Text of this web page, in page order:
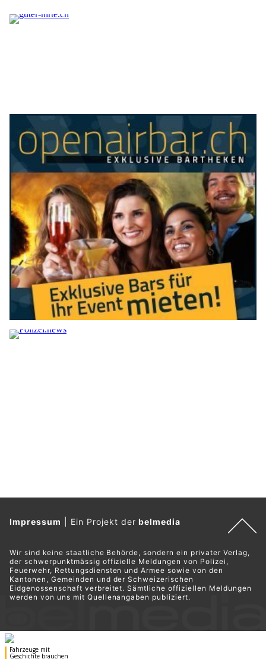
Impressum Ein Projekt derbelmedia
Wir sind keine staatliche Behörde, sondern ein privater Verlag,
der schwerpunktmässig offizielle Meldungen von Polizei,
Feuerwehr, Rettungsdiensten und Armee sowie von den
Kantonen, Gemeinden und der Schweizerischen
Eidgenossenschaft verbreitet. Sämtliche offiziellen Meldungen
werden von uns mit Quellenangaben publiziert.